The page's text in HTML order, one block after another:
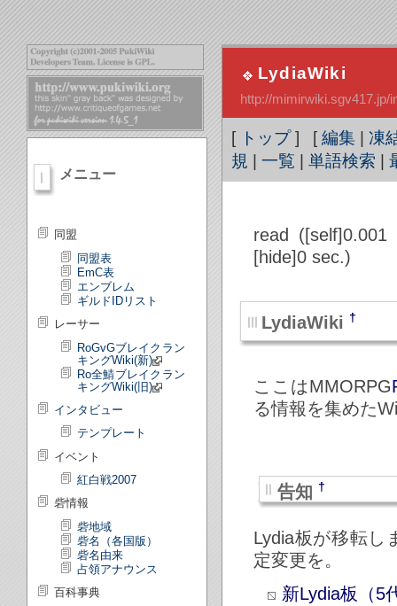
LydiaWiki
http://mimirwiki.sgv417.jp/
[ トップ] [編集
凍
規
一覧 単語検索
メニュー
同盟
同盟表
EmC表
エンブレム
ギルドIDリスト
レーサー
RoGvGブレイクラン
キングWiki(新)
Ro全鯖ブレイクラン
キングWiki(旧)
インタビュー
テンプレート
イベント
紅白戦2007
砦情報
砦地域
砦名（各国版）
砦名由来
占領アナウンス
百科事典
read
[hide]0 sec.)
LydiaWiki †
ここはMMORPG
る情報を集めた
告知 †
Lydia板が移転し
定変更を。
新Lydia板（5